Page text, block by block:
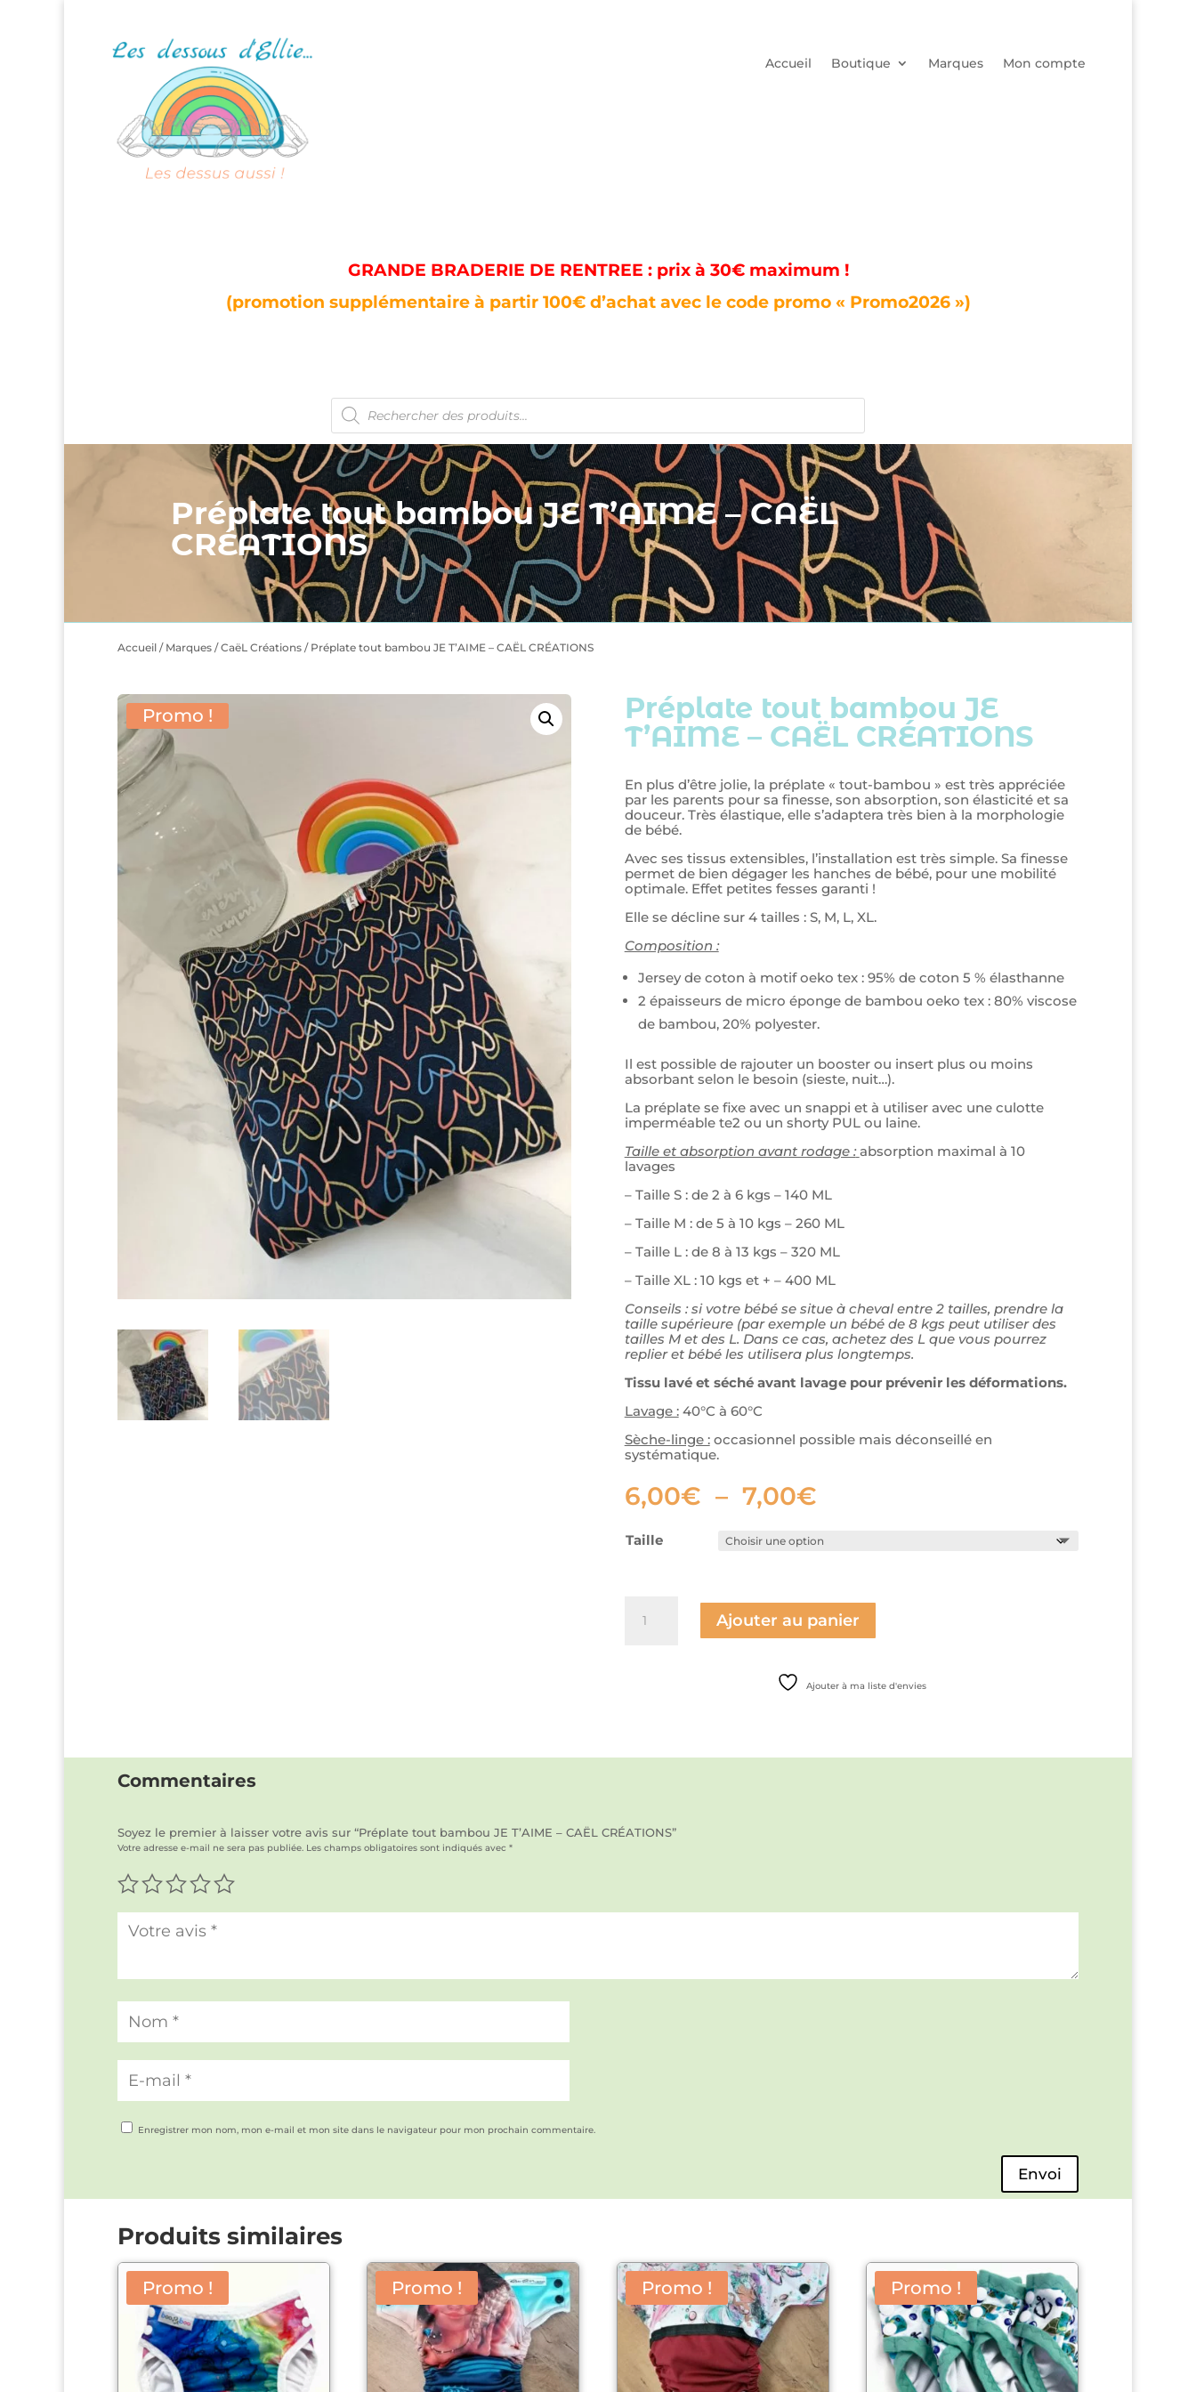
Accueil Boutique Marques Mon compte
GRANDE BRADERIE DE RENTREE : prix à 30€ maximum !
(promotion supplémentaire à partir 100€ d’achat avec le code promo « Promo2026 »)
Recherche
produits
Préplate tout bambou JE T’AIME – CAËL
CRÉATIONS
Accueil / Marques /CaëL Créations / Préplate tout bambou JE T’AIME – CAËL CRÉATIONS
Promo !
Préplate tout bambou JE
T’AIME – CAËL CRÉATIONS
En plus d’être jolie, la préplate « tout-bambou » est très appréciée
par les parents pour sa finesse, son absorption, son élasticité et sa
douceur. Très élastique, elle s’adaptera très bien à la morphologie
de bébé.
Avec ses tissus extensibles, l’installation est très simple. Sa finesse
permet de bien dégager les hanches de bébé, pour une mobilité
optimale. Effet petites fesses garanti !
Elle se décline sur 4 tailles : S, M, L, XL.
Composition :
Jersey de coton à motif oeko tex : 95% de coton 5 % élasthanne
2 épaisseurs de micro éponge de bambou oeko tex : 80% viscose
de bambou, 20% polyester.
Il est possible de rajouter un booster ou insert plus ou moins
absorbant selon le besoin (sieste, nuit…).
La préplate se fixe avec un snappi et à utiliser avec une culotte
imperméable te2 ou un shorty PUL ou laine.
Taille et absorption avant rodage : absorption maximal à 10
lavages
– Taille S : de 2 à 6 kgs – 140 ML
– Taille M : de 5 à 10 kgs – 260 ML
– Taille L : de 8 à 13 kgs – 320 ML
– Taille XL : 10 kgs et + – 400 ML
Conseils : si votre bébé se situe à cheval entre 2 tailles, prendre la
taille supérieure (par exemple un bébé de 8 kgs peut utiliser des
tailles M et des L. Dans ce cas, achetez des L que vous pourrez
replier et bébé les utilisera plus longtemps.
Tissu lavé et séché avant lavage pour prévenir les déformations.
Lavage :40°C à 60°C
Sèche-linge :occasionnel possible mais déconseillé en
systématique.
6,00€ – 7,00€Plage
de
6,00€
à
Taille
Ajouter au panier
Ajouter à ma liste d'envies
Commentaires
Soyez le premier à laisser votre avis sur “Préplate tout bambou JE T’AIME – CAËL CRÉATIONS”
Votre adresse e-mail ne sera pas publiée. Les champs obligatoires sont indiqués avec *
Enregistrer mon nom, mon e-mail et mon site dans le navigateur pour mon prochain commentaire.
Envoi
Produits similaires
Promo ! Promo ! Promo ! Promo !